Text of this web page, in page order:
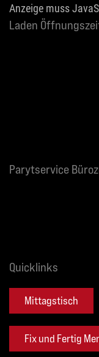
Anzeige muss
Laden
Parytservice
Quicklinks
Mittagstisch
Fix und Fertig